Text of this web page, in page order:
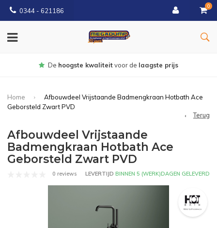
0344 - 621186
0
Gratisbezorgd vanaf € 150
Home
Afbouwdeel Vrijstaande Badmengkraan Hotbath Ace
Geborsteld Zwart PVD
Terug
Afbouwdeel Vrijstaande
Badmengkraan Hotbath Ace
Geborsteld Zwart PVD
0 reviews LEVERTIJD BINNEN 5 (WERK)DAGEN GELEVERD